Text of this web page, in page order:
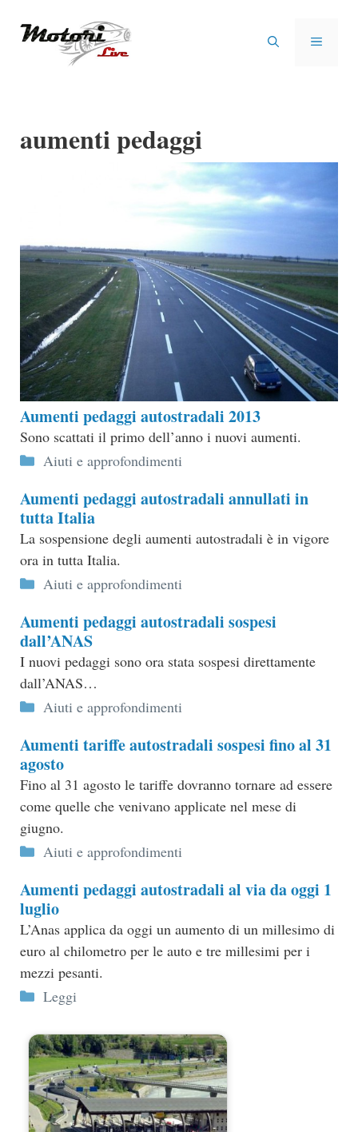
MENU
aumenti pedaggi
Aumenti pedaggi autostradali 2013
Sono scattati il primo dell’anno i nuovi aumenti.
Categorie
Aiuti e approfondimenti
Aumenti pedaggi autostradali annullati in
tutta Italia
La sospensione degli aumenti autostradali è in vigore
ora in tutta Italia.
Categorie
Aiuti e approfondimenti
Aumenti pedaggi autostradali sospesi
dall’ANAS
I nuovi pedaggi sono ora stata sospesi direttamente
dall’ANAS…
Categorie
Aiuti e approfondimenti
Aumenti tariffe autostradali sospesi fino al 31
agosto
Fino al 31 agosto le tariffe dovranno tornare ad essere
come quelle che venivano applicate nel mese di
giugno.
Categorie
Aiuti e approfondimenti
Aumenti pedaggi autostradali al via da oggi 1
luglio
L’Anas applica da oggi un aumento di un millesimo di
euro al chilometro per le auto e tre millesimi per i
mezzi pesanti.
Categorie
Leggi